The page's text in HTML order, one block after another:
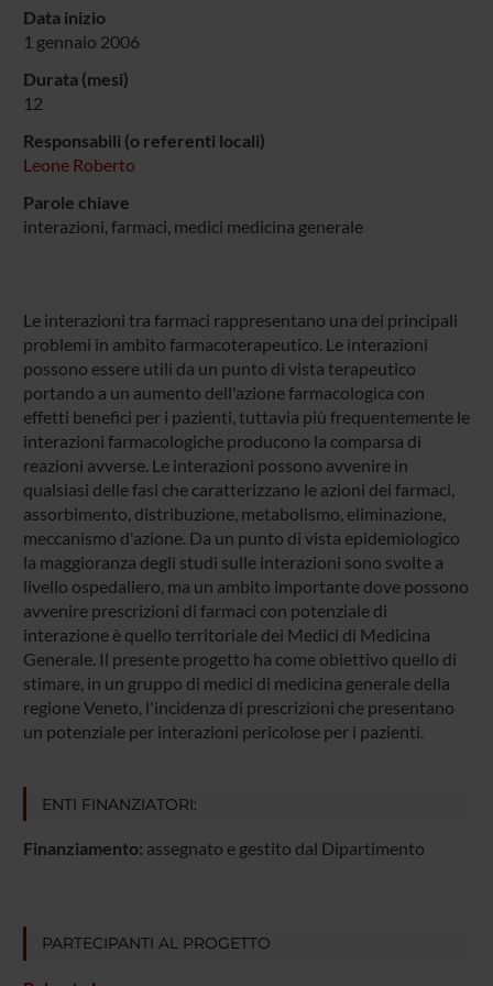
Data inizio
1 gennaio 2006
Durata (mesi)
12
Responsabili (o referenti locali)
Leone Roberto
Parole chiave
interazioni, farmaci, medici medicina generale
Le interazioni tra farmaci rappresentano una dei principali
problemi in ambito farmacoterapeutico. Le interazioni
possono essere utili da un punto di vista terapeutico
portando a un aumento dell'azione farmacologica con
effetti benefici per i pazienti, tuttavia più frequentemente le
interazioni farmacologiche producono la comparsa di
reazioni avverse. Le interazioni possono avvenire in
qualsiasi delle fasi che caratterizzano le azioni dei farmaci,
assorbimento, distribuzione, metabolismo, eliminazione,
meccanismo d'azione. Da un punto di vista epidemiologico
la maggioranza degli studi sulle interazioni sono svolte a
livello ospedaliero, ma un ambito importante dove possono
avvenire prescrizioni di farmaci con potenziale di
interazione è quello territoriale dei Medici di Medicina
Generale. Il presente progetto ha come obiettivo quello di
stimare, in un gruppo di medici di medicina generale della
regione Veneto, l'incidenza di prescrizioni che presentano
un potenziale per interazioni pericolose per i pazienti.
ENTI FINANZIATORI:
Finanziamento: assegnato e gestito dal Dipartimento
PARTECIPANTI AL PROGETTO